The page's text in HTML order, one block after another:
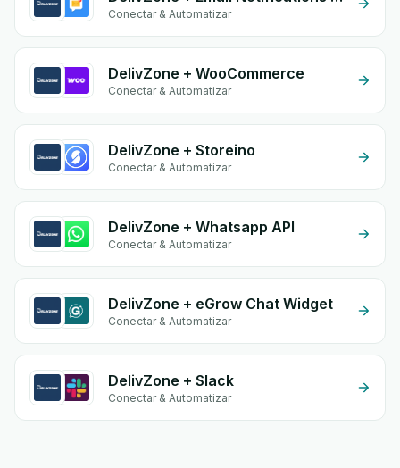
Conectar & Automatizar
DelivZone + WooCommerce
Conectar & Automatizar
DelivZone + Storeino
Conectar & Automatizar
DelivZone + Whatsapp API
Conectar & Automatizar
DelivZone + eGrow Chat Widget
Conectar & Automatizar
DelivZone + Slack
Conectar & Automatizar